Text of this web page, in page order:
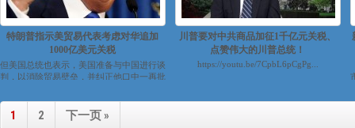
特朗普指示美贸易代表考虑对华追加
1000亿美元关税
但美国总统也表示，美国准备与中国进行谈
判，以消除贸易壁垒，并纠正他口中一再批
川普要对中共商品加征1千亿元关税、
点赞伟大的川普总统！
https://youtu.be/7CpbL6pCgPg...
1 2 下一页 »